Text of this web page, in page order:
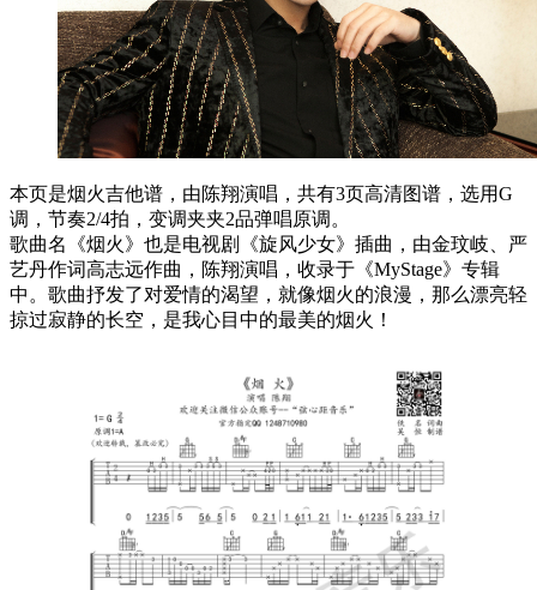
本页是烟火吉他谱，由陈翔演唱，共有3页高清图谱，选用G
调，节奏2/4拍，变调夹夹2品弹唱原调。
歌曲名《烟火》也是电视剧《旋风少女》插曲，由金玟岐、严
艺丹作词高志远作曲，陈翔演唱，收录于《MyStage》专辑
中。歌曲抒发了对爱情的渴望，就像烟火的浪漫，那么漂亮轻
掠过寂静的长空，是我心目中的最美的烟火！